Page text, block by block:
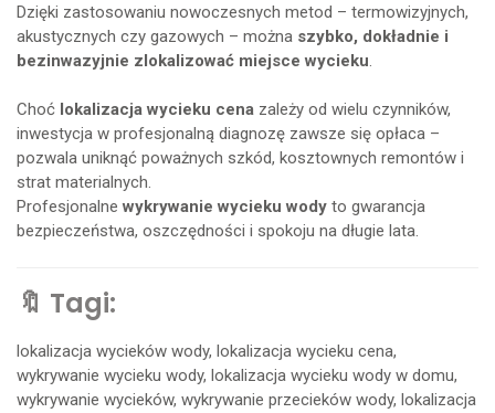
Dzięki zastosowaniu nowoczesnych metod – termowizyjnych,
akustycznych czy gazowych – można szybko, dokładnie i
bezinwazyjnie zlokalizować miejsce wycieku.
Choć lokalizacja wycieku cena zależy od wielu czynników,
inwestycja w profesjonalną diagnozę zawsze się opłaca –
pozwala uniknąć poważnych szkód, kosztownych remontów i
strat materialnych.
Profesjonalnewykrywanie wycieku wody to gwarancja
bezpieczeństwa, oszczędności i spokoju na długie lata.
🔖 Tagi:
lokalizacja wycieków wody, lokalizacja wycieku cena,
wykrywanie wycieku wody, lokalizacja wycieku wody w domu,
wykrywanie wycieków, wykrywanie przecieków wody, lokalizacja